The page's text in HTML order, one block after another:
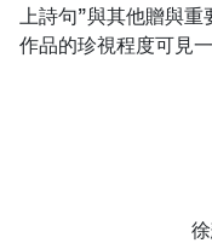
上詩句”與其他贈與重
作品的珍視程度可見一